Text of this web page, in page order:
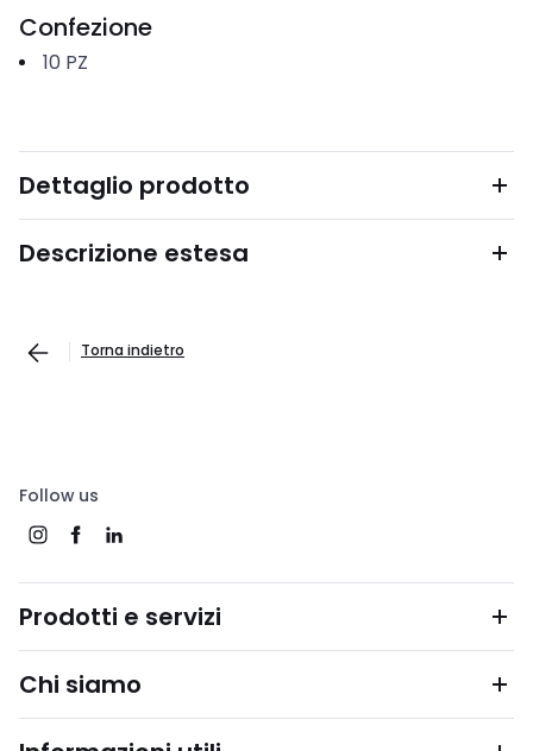
Confezione
10 PZ
Dettaglio prodotto
Descrizione estesa
Torna indietro
Follow us
Prodotti e servizi
Chi siamo